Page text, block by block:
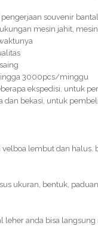
souvenir bantal
mesin jahit,
3000pcs/minggu
ekspedisi, untuk
dan bekasi, untuk
lembut dan
ukuran, bentuk,
leher anda bisa